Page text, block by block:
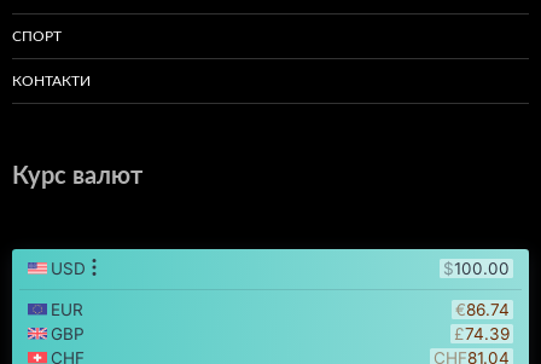
СПОРТ
КОНТАКТИ
Курс валют